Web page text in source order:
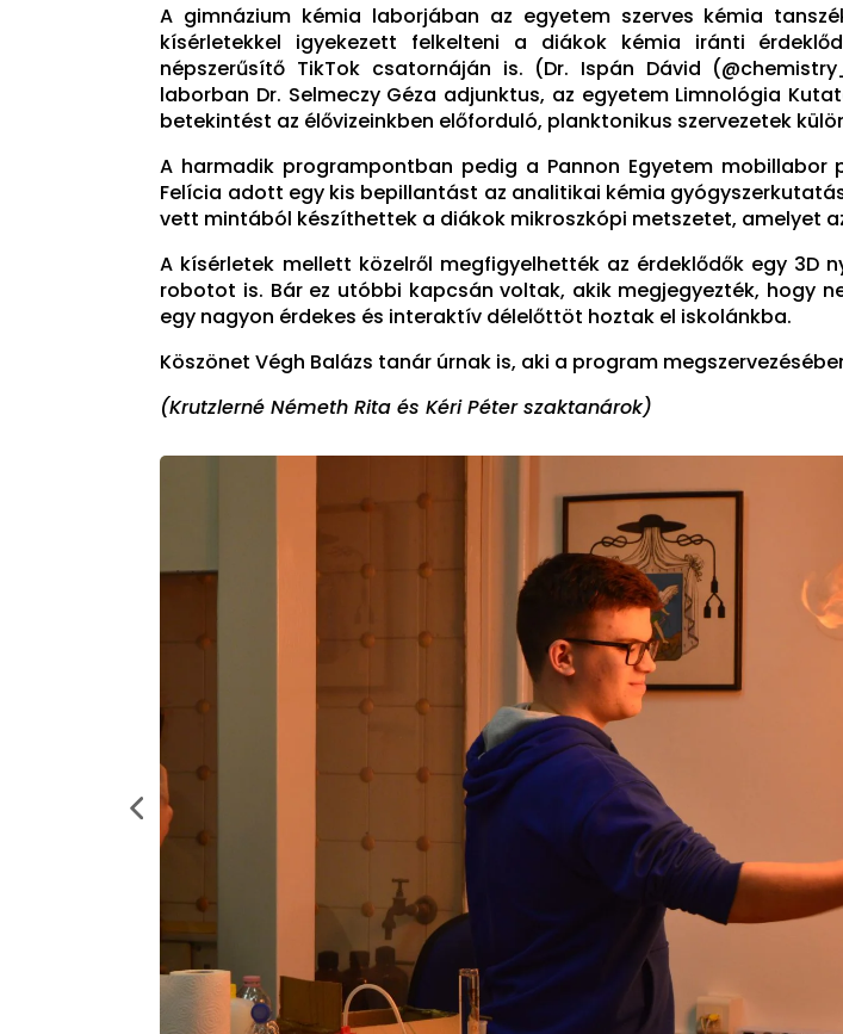
A gimnázium kémia laborjában az egyetem szerves kémia
kísérletekkel igyekezett felkelteni a diákok kémia iránti
népszerűsítő TikTok csatornáján is. (Dr. Ispán Dávid
laborban Dr. Selmeczy Géza adjunktus, az egyetem Limnológia
betekintést az élővizeinkben előforduló, planktonikus szervezetek
A harmadik programpontban pedig a Pannon Egyetem mobillabor
Felícia adott egy kis bepillantást az analitikai kémia
vett mintából készíthettek a diákok mikroszkópi metszetet, amelyet
A kísérletek mellett közelről megfigyelhették az érdeklődők egy
robotot is. Bár ez utóbbi kapcsán voltak, akik megjegyezték, hogy
egy nagyon érdekes és interaktív délelőttöt hoztak el iskolánkba.
Köszönet Végh Balázs tanár úrnak is, aki a program
(Krutzlerné Németh Rita és Kéri Péter szaktanárok)